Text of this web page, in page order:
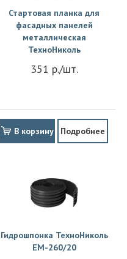
Стартовая планка для
фасадных панелей
металлическая
ТехноНиколь
351 р./шт.
В корзину Подробнее
Гидрошпонка ТехноНиколь
EM-260/20